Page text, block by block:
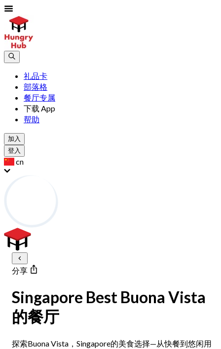
礼品卡
部落格
餐厅专属
下载 App
帮助
加入
登入
cn
分享
Singapore Best Buona Vista
的餐厅
探索Buona Vista，Singapore的美食选择—从快餐到悠闲用